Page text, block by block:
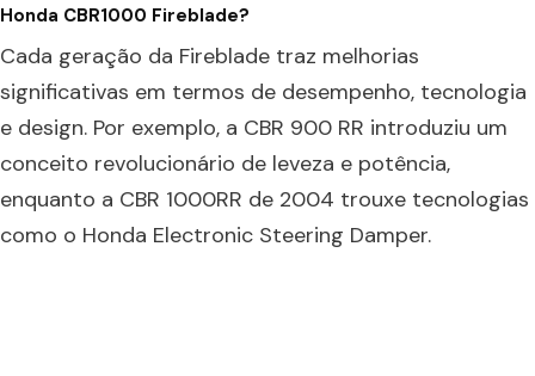
Honda CBR1000 Fireblade?
Cada geração da Fireblade traz melhorias
significativas em termos de desempenho, tecnologia
e design. Por exemplo, a CBR 900 RR introduziu um
conceito revolucionário de leveza e potência,
enquanto a CBR 1000RR de 2004 trouxe tecnologias
como o Honda Electronic Steering Damper.